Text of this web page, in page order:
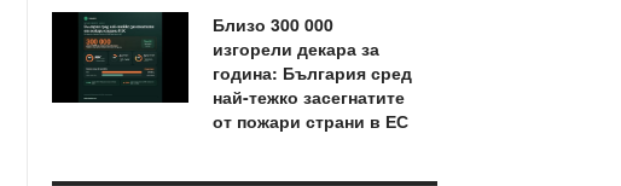
Близо 300 000
изгорели декара за
година: България сред
най-тежко засегнатите
от пожари страни в ЕС